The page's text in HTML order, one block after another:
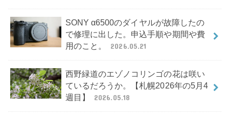
SONY α6500のダイヤルが故障したの
で修理に出した。申込手順や期間や費
用のこと。
2026.05.21
西野緑道のエゾノコリンゴの花は咲い
ているだろうか。【札幌2026年の5月4
週目】
2026.05.18